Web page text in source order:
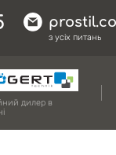
з усіх питань
дилер в